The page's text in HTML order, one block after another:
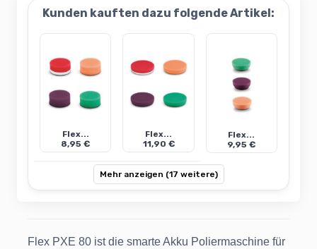
Kunden kauften dazu folgende Artikel:
Flex...
8,95 €
Flex...
11,90 €
Flex...
9,95 €
Mehr anzeigen (17 weitere)
Flex PXE 80 ist die smarte Akku Poliermaschine für